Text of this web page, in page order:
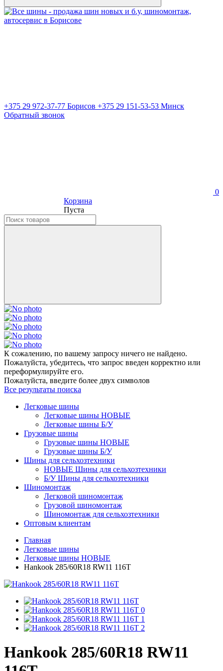
+375 29 972-37-77 Борисов +375 29 151-53-53 Минск
Обратный звонок
0
Корзина
Пуста
К сожалению, по вашему запросу ничего не найдено.
Пожалуйста, убедитесь, что запрос введен корректно или
переформулируйте его.
Пожалуйста, введите более двух символов
Все результаты поиска
Легковые шины
Легковые шины НОВЫЕ
Легковые шины Б/У
Грузовые шины
Грузовые шины НОВЫЕ
Грузовые шины Б/У
Шины для сельхозтехники
НОВЫЕ Шины для сельхозтехники
Б/У Шины для сельхозтехники
Шиномонтаж
Легковой шиномонтаж
Грузовой шиномонтаж
Шиномонтаж для сельхозтехники
Оптовым клиентам
Главная
Легковые шины
Легковые шины НОВЫЕ
Hankook 285/60R18 RW11 116T
Hankook 285/60R18 RW11